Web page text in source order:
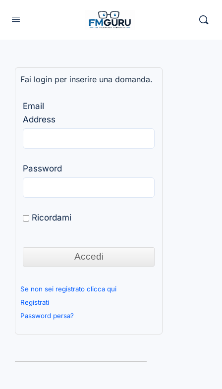
Fai login per inserire una domanda.
Email
Address
Password
Ricordami
Se non sei registrato clicca qui
Registrati
Password persa?